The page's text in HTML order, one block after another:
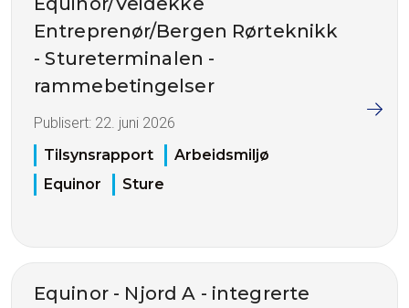
Entreprenør/Bergen Rørteknikk
- Stureterminalen -
rammebetingelser
Publisert: 22. juni 2026
Tilsynsrapport
Arbeidsmiljø
Equinor
Sture
Equinor - Njord A - integrerte